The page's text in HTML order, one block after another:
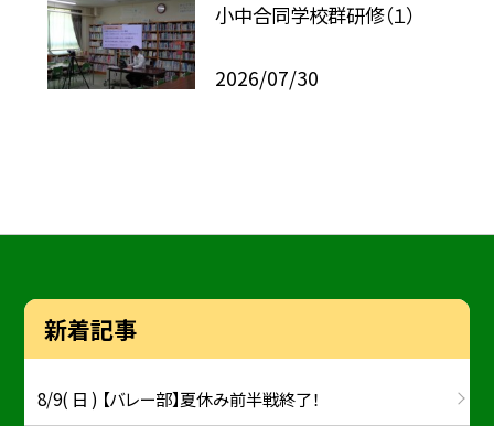
小中合同学校群研修（１）
2026/07/30
新着記事
8/9( 日 ) 【バレー部】夏休み前半戦終了！